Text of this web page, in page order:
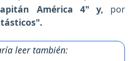
América 4" y, por
leer también: